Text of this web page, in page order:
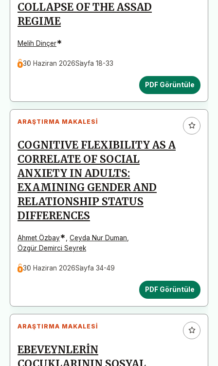
COLLAPSE OF THE ASSAD
REGIME
Melih Dinçer*
30 Haziran 2026Sayfa 18-33
PDF Görüntüle
ARAŞTIRMA MAKALESI
COGNITIVE FLEXIBILITY AS A
CORRELATE OF SOCIAL
ANXIETY IN ADULTS:
EXAMINING GENDER AND
RELATIONSHIP STATUS
DIFFERENCES
Ahmet Özbay* Ceyda Nur Duman
Özgür Demirci Seyrek
30 Haziran 2026Sayfa 34-49
PDF Görüntüle
ARAŞTIRMA MAKALESI
EBEVEYNLERİN